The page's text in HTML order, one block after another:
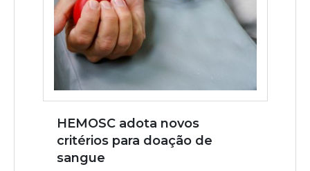
HEMOSC adota novos
critérios para doação de
sangue